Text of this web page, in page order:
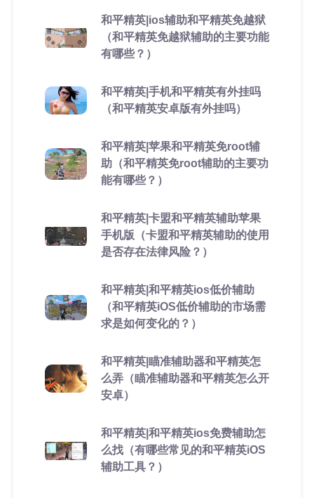
和平精英|ios辅助和平精英免越狱
（和平精英免越狱辅助的主要功能
有哪些？）
和平精英|手机和平精英有外挂吗
（和平精英安卓版有外挂吗）
和平精英|苹果和平精英免root辅
助（和平精英免root辅助的主要功
能有哪些？）
和平精英|卡盟和平精英辅助苹果
手机版（卡盟和平精英辅助的使用
是否存在法律风险？）
和平精英|和平精英ios低价辅助
（和平精英iOS低价辅助的市场需
求是如何变化的？）
和平精英|瞄准辅助器和平精英怎
么弄（瞄准辅助器和平精英怎么开
安卓）
和平精英|和平精英ios免费辅助怎
么找（有哪些常见的和平精英iOS
辅助工具？）